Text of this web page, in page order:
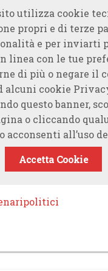
utilizza cookie
propri e di terze
e per inviarti
linea con le tue
di più o negare il
alcuni cookie
questo banner,
o cliccando
acconsenti all’uso
Accetta Cookie